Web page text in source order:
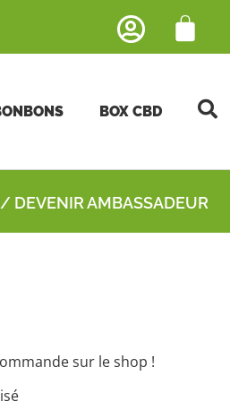
BOX CBD
/ DEVENIR AMBASSADEUR
sur le shop !